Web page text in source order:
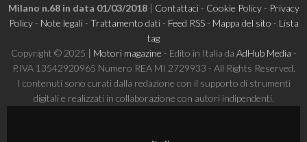
Milano n.68 in data 01/03/2018| Contattaci- Cookie Policy- Privacy
Policy- Note legali- Trattamento dati- Feed RSS- Mappa del sito - Lista
tag
Copyright © 2025 | Motori magazine - Edito in Italia da AdHub Media -
P.IVA 13542920965 Numero REA MI 2729933 - All Rights Reserved.
I contenuti sono curati dalla redazione con il supporto di strumenti
digitali e realizzati in collaborazione con autori indipendenti.